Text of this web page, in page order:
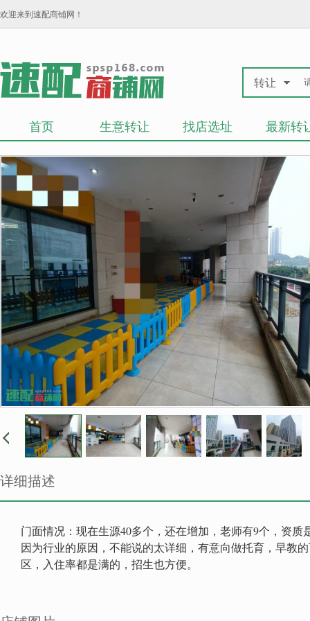
欢迎来到速配商铺网！
转让
首页 生意转让 找店选址 最新转
详细描述
门面情况：现在生源40多个，还在增加，老师有9个，资
因为行业的原因，不能说的太详细，有意向做托育，早教
区，入住率都是满的，招生也方便。